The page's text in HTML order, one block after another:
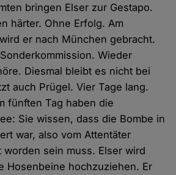
bringen Elser zur Gestapo.
härter. Ohne Erfolg. Am
er nach München gebracht.
Wieder
Diesmal bleibt es nicht bei
auch Prügel. Vier Tage lang.
fünften Tag haben die
Sie wissen, dass die Bombe in
war, also vom Attentäter
worden sein muss. Elser wird
Hosenbeine hochzuziehen. Er